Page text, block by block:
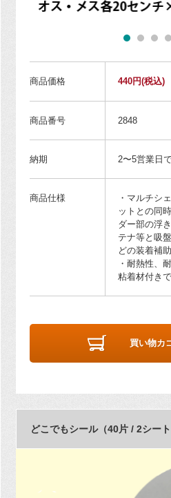
商品価格 440円(税込)
商品番号 2848
納期 2〜5営業日
商品仕様
・マルチシ
ットとの同
ダー部の浮
テナ等と吸
どの装着補
・耐熱性、
粘着材付きで
買い物カ
どこでもシール（40片 / 2シート